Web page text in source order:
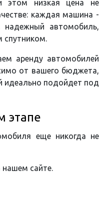
этом низкая цена не
каждая машина -
надежный автомобиль,
спутником.
аренду автомобилей
от вашего бюджета,
идеально подойдет под
этапе
еще никогда не
сайте.